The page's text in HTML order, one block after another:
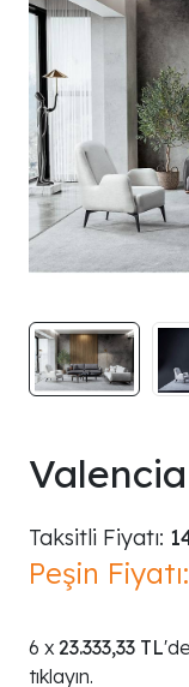
Valencia
Taksitli Fiyatı:
Peşin Fiyatı:
23.333,33 TL
tıklayın.